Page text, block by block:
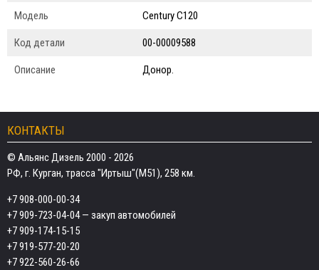
Модель Century C120
Код детали 00-00009588
Описание Донор.
КОНТАКТЫ
© Альянс Дизель 2000 - 2026
РФ, г. Курган, трасса "Иртыш"(М51), 258 км.
+7 908-000-00-34
+7 909-723-04-04— закуп автомобилей
+7 909-174-15-15
+7 919-577-20-20
+7 922-560-26-66